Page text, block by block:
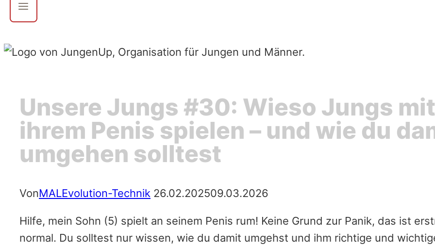
Unsere Jungs #30: Wieso Jungs mit
ihrem Penis spielen – und wie du
umgehen solltest
VonMALEvolution-Technik 26.02.202509.03.2026
Hilfe, mein Sohn (5) spielt an seinem Penis rum! Keine Grund zur Panik, das ist
normal. Du solltest nur wissen, wie du damit umgehst und ihm richtige und